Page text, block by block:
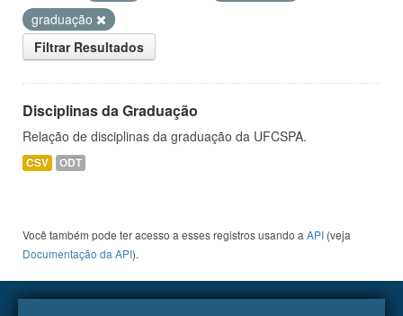
graduação
Filtrar Resultados
Disciplinas da Graduação
Relação de disciplinas da graduação da UFCSPA.
CSV ODT
Você também pode ter acesso a esses registros usando a API (veja
Documentação da API).